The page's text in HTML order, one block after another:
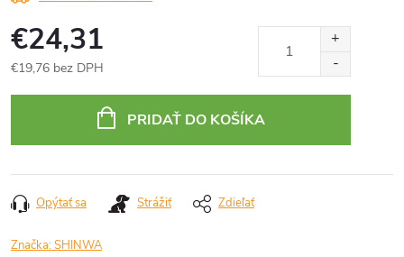
€24,31
€19,76 bez DPH
PRIDAŤ DO KOŠÍKA
Opýtať sa Strážiť Zdieľať
Značka:SHINWA